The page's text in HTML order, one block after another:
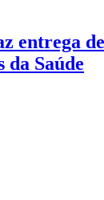
entrega
da Saúde